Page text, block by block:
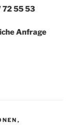
72 55 53
Anfrage
,